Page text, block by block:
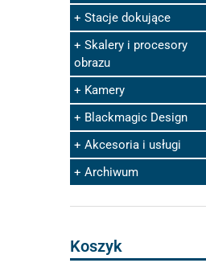
Stacje dokujące
Skalery i procesory
obrazu
Kamery
Blackmagic Design
Akcesoria i usługi
Archiwum
Koszyk